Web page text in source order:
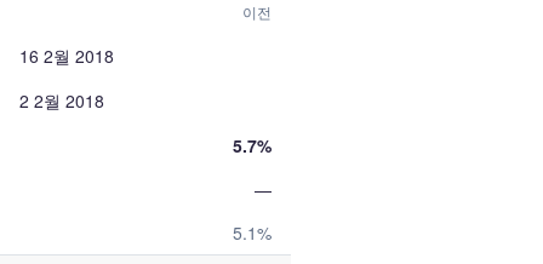
이전
16 2월 2018
2 2월 2018
5.7%
—
5.1%